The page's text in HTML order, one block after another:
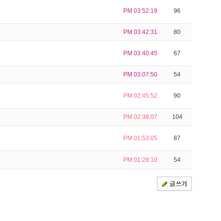
PM 03:52:19 96
PM 03:42:31 80
PM 03:40:45 67
PM 03:07:50 54
PM 02:45:52 90
PM 02:38:07 104
PM 01:53:05 87
PM 01:28:10 54